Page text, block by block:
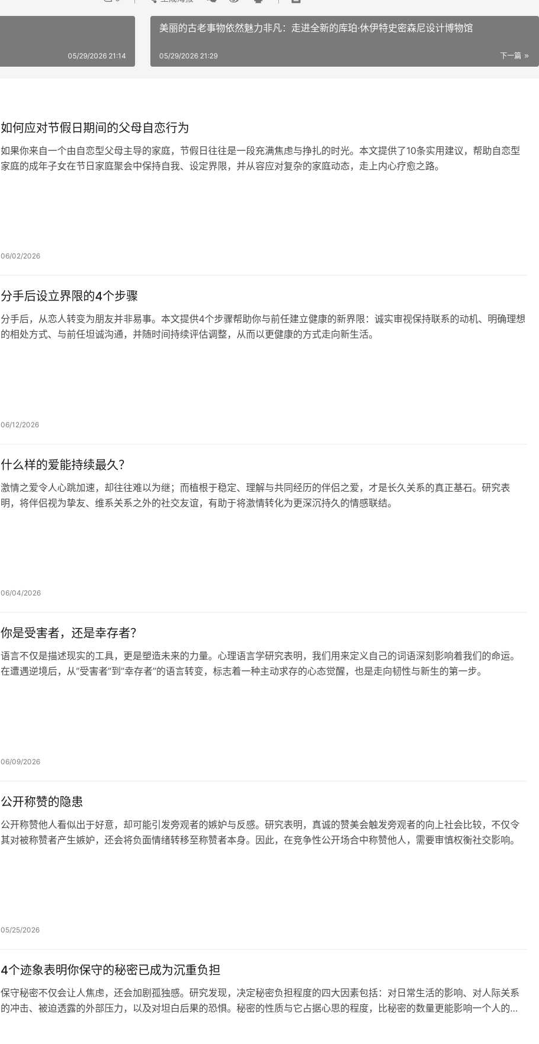
05/29/2026 21:14
美丽的古老事物依然魅力非凡：走进全新的库珀·休伊特史密森尼设计博物馆
下一篇
05/29/2026 21:29
如何应对节假日期间的父母自恋行为
如果你来自一个由自恋型父母主导的家庭，节假日往往是一段充满焦虑与挣扎的时光。本文提供了10条实用建议，帮助自恋型
家庭的成年子女在节日家庭聚会中保持自我、设定界限，并从容应对复杂的家庭动态，走上内心疗愈之路。
06/02/2026
分手后设立界限的4个步骤
分手后，从恋人转变为朋友并非易事。本文提供4个步骤帮助你与前任建立健康的新界限：诚实审视保持联系的动机、明确理想
的相处方式、与前任坦诚沟通，并随时间持续评估调整，从而以更健康的方式走向新生活。
06/12/2026
什么样的爱能持续最久？
激情之爱令人心跳加速，却往往难以为继；而植根于稳定、理解与共同经历的伴侣之爱，才是长久关系的真正基石。研究表
明，将伴侣视为挚友、维系关系之外的社交友谊，有助于将激情转化为更深沉持久的情感联结。
06/04/2026
你是受害者，还是幸存者？
语言不仅是描述现实的工具，更是塑造未来的力量。心理语言学研究表明，我们用来定义自己的词语深刻影响着我们的命运。
在遭遇逆境后，从”受害者”到”幸存者”的语言转变，标志着一种主动求存的心态觉醒，也是走向韧性与新生的第一步。
06/09/2026
公开称赞的隐患
公开称赞他人看似出于好意，却可能引发旁观者的嫉妒与反感。研究表明，真诚的赞美会触发旁观者的向上社会比较，不仅令
其对被称赞者产生嫉妒，还会将负面情绪转移至称赞者本身。因此，在竞争性公开场合中称赞他人，需要审慎权衡社交影响。
05/25/2026
4个迹象表明你保守的秘密已成为沉重负担
保守秘密不仅会让人焦虑，还会加剧孤独感。研究发现，决定秘密负担程度的四大因素包括：对日常生活的影响、对人际关系
的冲击、被迫透露的外部压力，以及对坦白后果的恐惧。秘密的性质与它占据心思的程度，比秘密的数量更能影响一个人的身